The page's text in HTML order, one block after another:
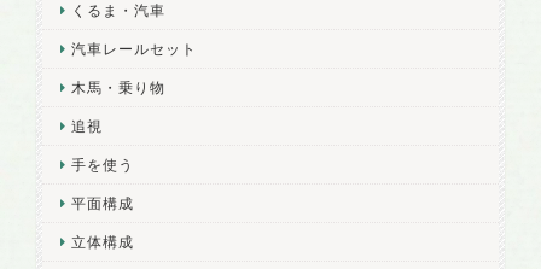
くるま・汽車
汽車レールセット
木馬・乗り物
追視
手を使う
平面構成
立体構成